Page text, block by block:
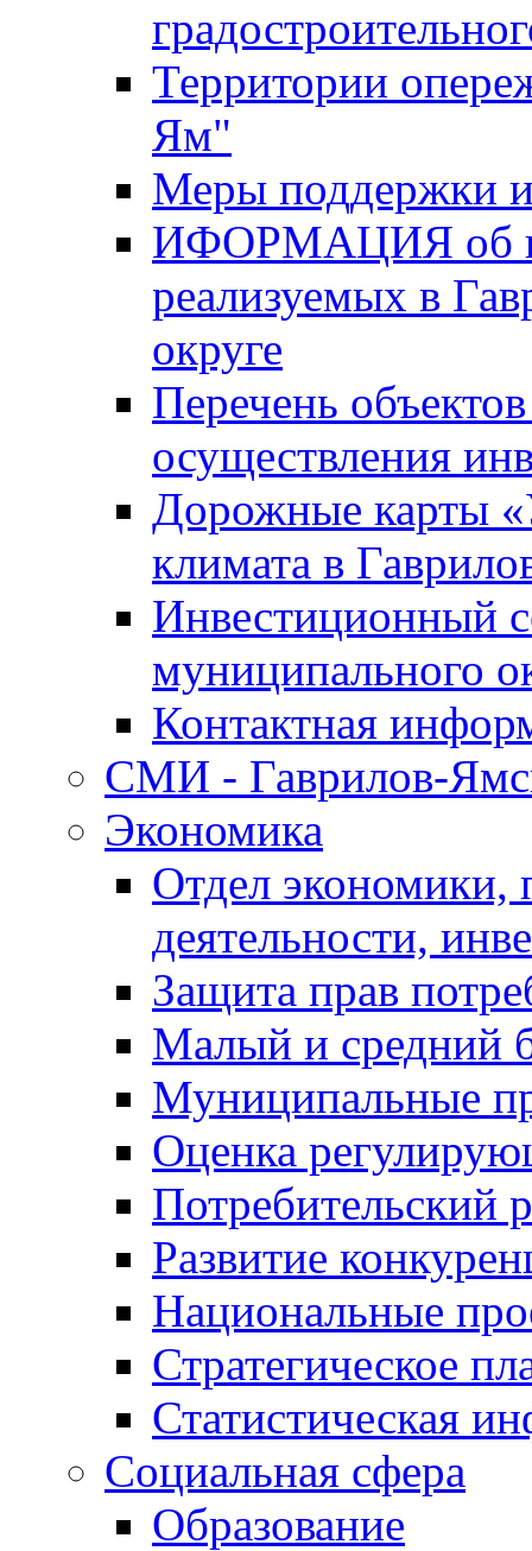
Территории
Ям"
Меры поддержки
ИФОРМАЦИЯ об
реализуемых в
округе
Перечень
осуществления
Дорожные карты
климата в
Инвестиционный
муниципального
Контактная
СМИ - Гаврилов-
Экономика
Отдел экономики,
деятельности,
Защита прав
Малый и средний
Муниципальные
Оценка
Потребительский
Развитие
Национальные
Стратегическое
Статистическая
Социальная сфера
Образование